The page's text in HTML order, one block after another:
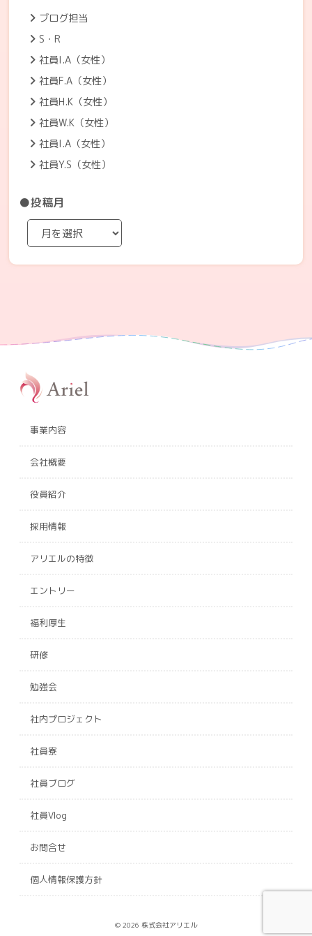
ブログ担当
S・R
社員I.A（女性）
社員F.A（女性）
社員H.K（女性）
社員W.K（女性）
社員I.A（女性）
社員Y.S（女性）
●投稿月
事業内容
会社概要
役員紹介
採用情報
アリエルの特徴
エントリー
福利厚生
研修
勉強会
社内プロジェクト
社員寮
社員ブログ
社員Vlog
お問合せ
個人情報保護方針
© 2026 株式会社アリエル